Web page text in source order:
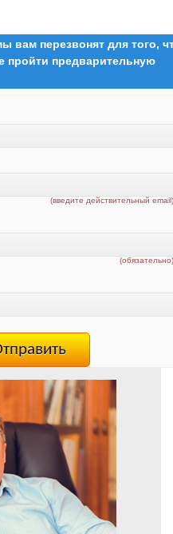
вам перезвонят для того,
пройти предварительную
(введите действительный